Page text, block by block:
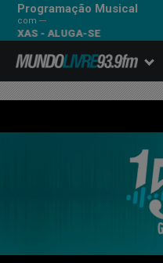
Programação Musical
com ---
- ALUGA-SE